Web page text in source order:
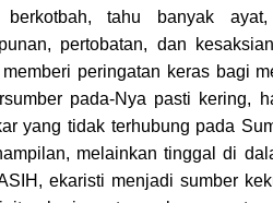
berkotbah, tahu banyak
pertobatan, dan
peringatan keras bagi
pada-Nya pasti kering,
yang tidak terhubung pada
melainkan tinggal di
ekaristi menjadi sumber